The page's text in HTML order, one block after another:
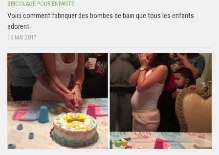
BRICOLAGE POUR ENFANTS
Voici comment fabriquer des bombes de bain que tous les enfants
adorent
16 MAI 2017